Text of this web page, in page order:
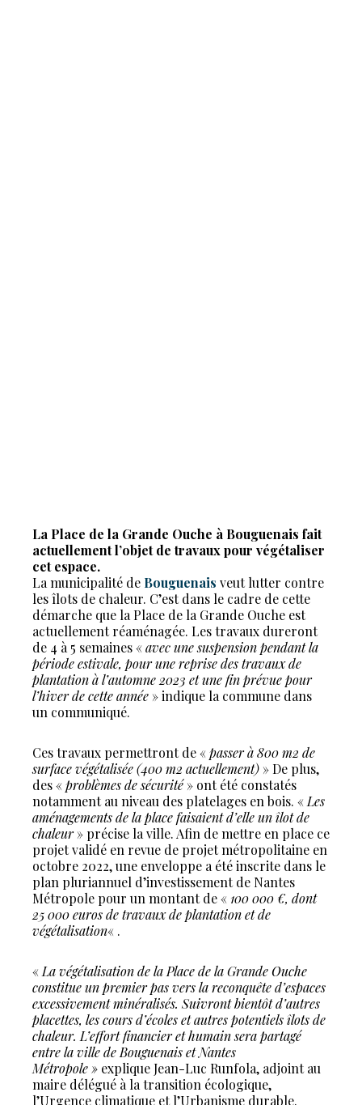
La Place de la Grande Ouche à Bouguenais fait
actuellement l’objet de travaux pour végétaliser
cet espace.
La municipalité de Bouguenais veut lutter contre
les îlots de chaleur. C’est dans le cadre de cette
démarche que la Place de la Grande Ouche est
actuellement réaménagée. Les travaux dureront
de 4 à 5 semaines «avec une suspension pendant la
période estivale, pour une reprise des travaux de
plantation à l’automne 2023 et une fin prévue pour
l’hiver de cette année » indique la commune dans
un communiqué.
Ces travaux permettront de «passer à 800 m2 de
surface végétalisée (400 m2 actuellement) » De plus,
des «problèmes de sécurité» ont été constatés
notamment au niveau des platelages en bois. « Les
aménagements de la place faisaient d’elle un îlot de
chaleur» précise la ville. Afin de mettre en place ce
projet validé en revue de projet métropolitaine en
octobre 2022, une enveloppe a été inscrite dans le
plan pluriannuel d’investissement de Nantes
Métropole pour un montant de « 100 000 €, dont
25 000 euros de travaux de plantation et de
végétalisation« .
« La végétalisation de la Place de la Grande Ouche
constitue un premier pas vers la reconquête d’espaces
excessivement minéralisés. Suivront bientôt d’autres
placettes, les cours d’écoles et autres potentiels îlots de
chaleur. L’effort financier et humain sera partagé
entre la ville de Bouguenais et Nantes
Métropole » explique Jean-Luc Runfola, adjoint au
maire délégué à la transition écologique,
l’Urgence climatique et l’Urbanisme durable.